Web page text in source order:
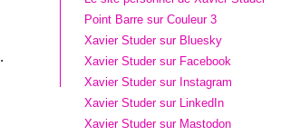
.
Point Barre sur Couleur 3
Xavier Studer sur Bluesky
Xavier Studer sur Facebook
Xavier Studer sur Instagram
Xavier Studer sur LinkedIn
Xavier Studer sur Mastodon